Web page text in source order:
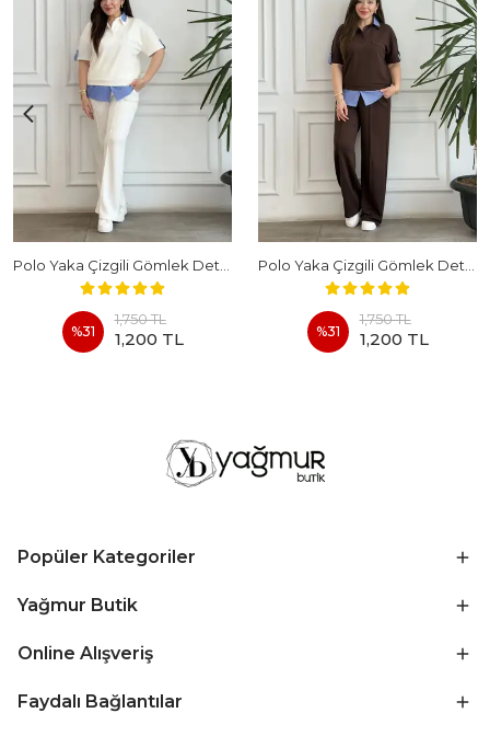
%31
1,750 TL
1,200 TL %31
1,750 TL
1,200 TL
Popüler Kategoriler
Yağmur Butik
Online Alışveriş
Faydalı Bağlantılar